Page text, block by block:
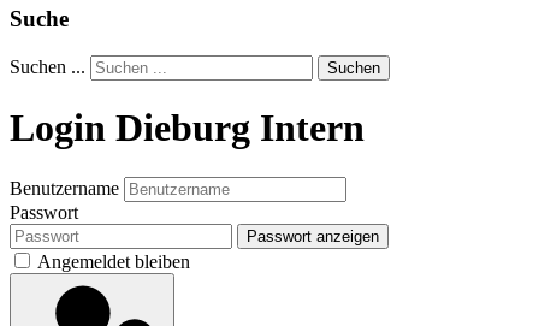
Suche
Suchen ... Suchen
Login Dieburg Intern
Benutzername
Passwort
Passwort anzeigen
Angemeldet bleiben